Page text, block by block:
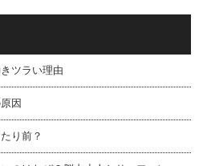
ツラい理由
因
り前？